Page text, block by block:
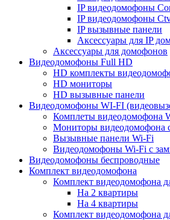
IP видеодомофоны
IP видеодомофоны
IP вызывные панели
Аксессуары для IP
Аксессуары для домофонов
Видеодомофоны Full HD
HD комплекты
HD мониторы
HD вызывные панели
Видеодомофоны WI-FI
Комплеты видеодомофона
Мониторы видеодомофона
Вызывные панели Wi-Fi
Видеодомофоны Wi-Fi с
Видеодомофоны беспроводные
Комплект видеодомофона
Комплект видеодомофона
На 2 квартиры
На 4 квартиры
Комплект видеодомофона